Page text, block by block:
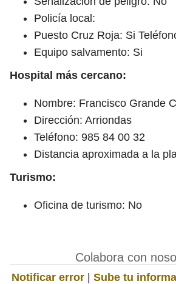
Policía local:
Puesto Cruz Roja: Si
Equipo salvamento: Si
Hospital más cercano:
Nombre: Francisco Grande
Dirección: Arriondas
Teléfono: 985 84 00 32
Distancia aproximada a la
Turismo:
Oficina de turismo: No
Colabora con
Notificar error | Sube tu